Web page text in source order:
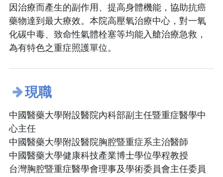
因治療而產生的副作用、提高身體機能，協助抗癌
藥物達到最大療效。本院高壓氧治療中心，對一氧
化碳中毒、致命性氣體栓塞等均能入艙治療急救，
為有特色之重症照護單位。
現職
中國醫藥大學附設醫院內科部副主任暨重症醫學中
心主任
中國醫藥大學附設醫院胸腔暨重症系主治醫師
中國醫藥大學健康科技產業博士學位學程教授
台灣胸腔暨重症醫學會理事及學術委員會主任委員